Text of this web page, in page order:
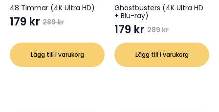
48 Timmar (4K Ultra HD)
289kr
Det
ursprungliga
priset
var:
179 kr
Det
nuvarande
priset
är:
Lägg till i varukorg
Ghostbusters (4K Ultra HD
+ Blu-ray)
289kr
Det
ursprungliga
priset
179 kr
Det
nuvarande
prisetLägg till i varukorg